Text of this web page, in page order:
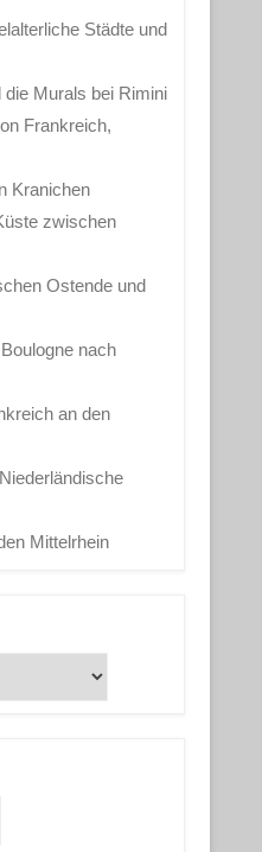
Städte und
Murals bei Rimini
Frankreich,
Kranichen
zwischen
Ostende und
nach
an den
Mittelrhein